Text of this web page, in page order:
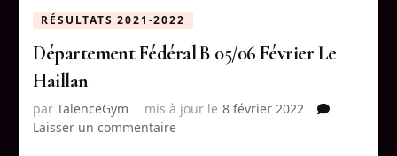
RÉSULTATS 2021-2022
Département Fédéral B 05/06 Février Le
Haillan
parTalenceGym mis à jour le 8 février 2022
Laisser un commentairesur